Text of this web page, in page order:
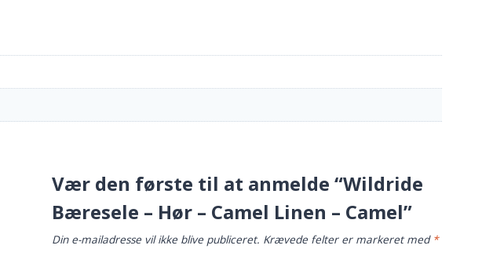
Vær den første til at anmelde “Wildride
Bæresele – Hør – Camel Linen – Camel”
Din e-mailadresse vil ikke blive publiceret. Krævede felter er markeret med *